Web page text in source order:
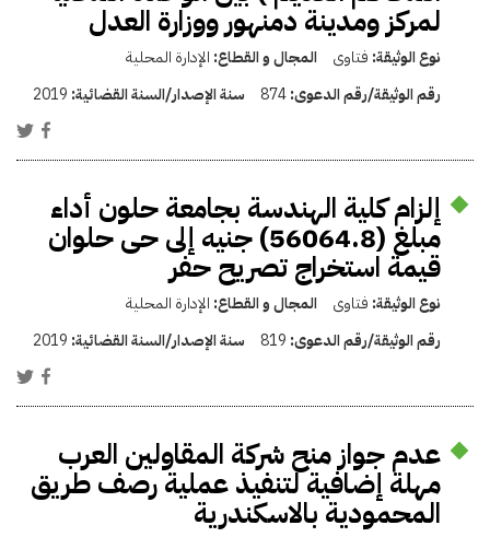
لمركز ومدينة دمنهور ووزارة العدل
نوع الوثيقة: فتاوى المجال و القطاع: الإدارة المحلية
رقم الوثيقة/رقم الدعوى:874 سنة الإصدار/السنة القضائية: 2019
إلزام كلية الهندسة بجامعة حلون أداء
مبلغ (56064.8) جنيه إلى حى حلوان
قيمة استخراج تصريح حفر
نوع الوثيقة: فتاوى المجال و القطاع: الإدارة المحلية
رقم الوثيقة/رقم الدعوى: 819 سنة الإصدار/السنة القضائية: 2019
عدم جواز منح شركة المقاولين العرب
مهلة إضافية لتنفيذ عملية رصف طريق
المحمودية بالاسكندرية